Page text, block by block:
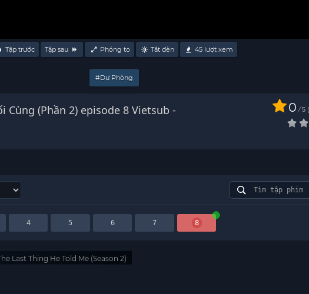
Tập trước Tập sau Phóng to Tắt đèn 45 lượt xem
#Dự Phòng
Cùng (Phần 2) episode 8 Vietsub -
0 / 5
4 5 6 7 8
Last Thing He Told Me (Season 2)